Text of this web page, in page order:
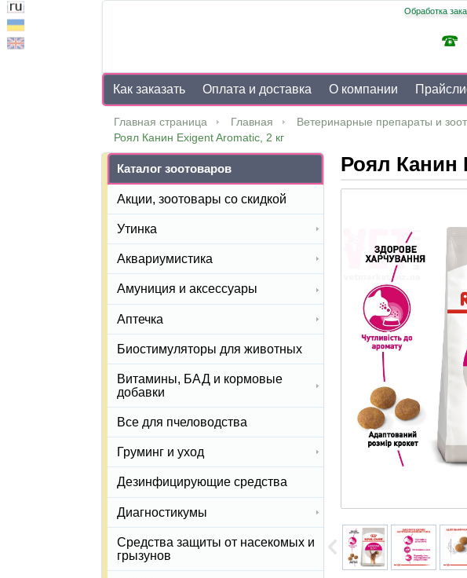
Обработка
Как заказать Оплата и доставка О компании
Главная страница Главная Ветеринарные препараты и
Роял Канин Exigent Aromatic, 2 кг
Роял Канин
Каталог зоотоваров
Акции, зоотовары со скидкой
Утинка
Аквариумистика
Амуниция и аксессуары
Аптечка
Биостимуляторы для животных
Витамины, БАД и кормовые
добавки
Все для пчеловодства
Груминг и уход
Дезинфицирующие средства
Диагностикумы
Средства защиты от насекомых и
грызунов